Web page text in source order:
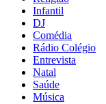
Infantil
DJ
Comédia
Rádio Colégio
Entrevista
Natal
Saúde
Música